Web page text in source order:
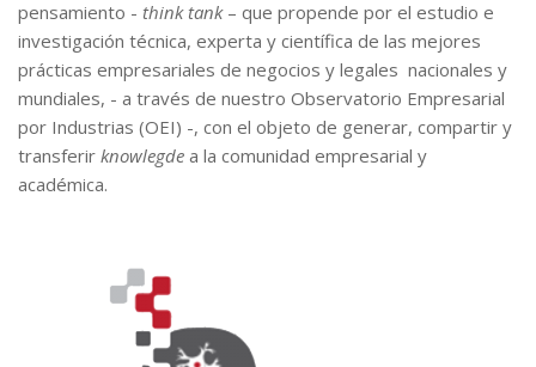
pensamiento - think tank – que propende por el estudio e
investigación técnica, experta y científica de las mejores
prácticas empresariales de negocios y legales nacionales y
mundiales, - a través de nuestro Observatorio Empresarial
por Industrias (OEI) -, con el objeto de generar, compartir y
transferir knowlegde a la comunidad empresarial y
académica.